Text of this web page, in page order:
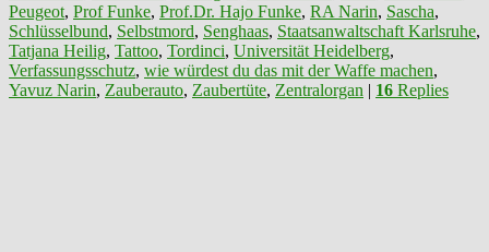
Peugeot, Prof Funke, Prof.Dr. Hajo Funke, RA Narin, Sascha,
Schlüsselbund, Selbstmord, Senghaas, Staatsanwaltschaft Karlsruhe,
Tatjana Heilig, Tattoo, Tordinci, Universität Heidelberg,
Verfassungsschutz, wie würdest du das mit der Waffe machen,
Yavuz Narin, Zauberauto, Zaubertüte, Zentralorgan | 16 Replies